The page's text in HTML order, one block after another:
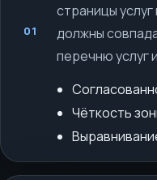
01
страницы
должны
перечню услуг
Чёткость